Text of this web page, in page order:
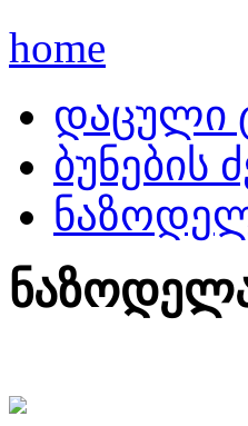
home
დაცული
ბუნების